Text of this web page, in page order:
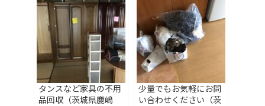
タンスなど家具の不用
品回収（茨城県鹿嶋
少量でもお気軽にお問
い合わせください（茨